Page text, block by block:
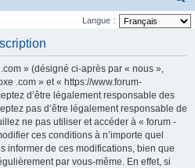
e
Langue :
» (désigné ci-après par « nous »,
.com » et « https://www.forum-
d’être légalement responsable des
pas d’être légalement responsable de
ne pas utiliser et accéder à « forum -
ces conditions à n’importe quel
informer de ces modifications, bien que
par vous-même. En effet, si